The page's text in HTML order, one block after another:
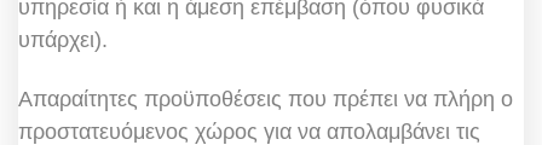
υπηρεσία ή και η άμεση επέμβαση (όπου φυσικά
υπάρχει).
Απαραίτητες προϋποθέσεις που πρέπει να πλήρη ο
προστατευόμενος χώρος για να απολαμβάνει τις